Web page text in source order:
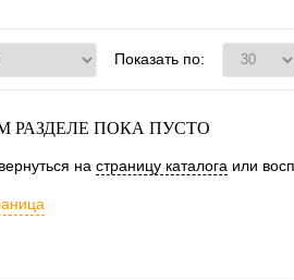
Показать по:
РАЗДЕЛЕ ПОКА ПУСТО
на страницу каталога или